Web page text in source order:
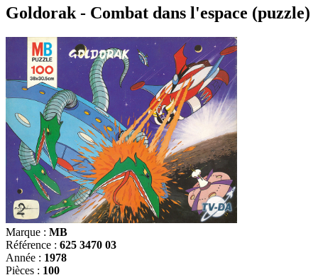
Goldorak - Combat dans l'espace (puzzle)
Marque : MB
Référence : 625 3470 03
Année : 1978
Pièces : 100